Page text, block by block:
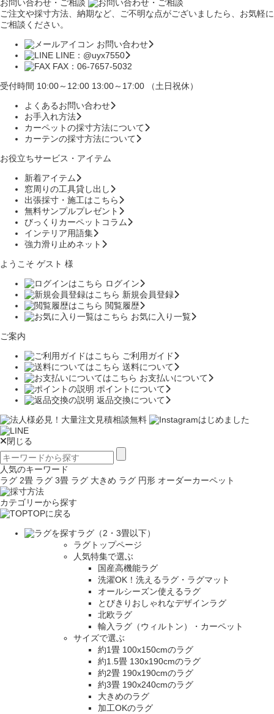
お問い合わせ・ご相談
ご注文や採寸方法、納期など、ご不明な点がございましたら、お気軽に
ご相談ください。
お問い合わせ
LINE：@uyx7550
FAX：06-7657-5032
受付時間 10:00～12:00 13:00～17:00 （土日祝休）
よくあるお問い合わせ
お手入れ方法
カーペットの採寸方法について
カーテンの採寸方法について
お役立ちサービス・アイテム
新着アイテム
窓周りの工具貸し出し
出張採寸・施工はこちら
無料サンプルプレゼント
びっくりカーペットコラム
インテリア用語集
強力滑り止めネット
ようこそ ゲスト 様
ログイン
新規会員登録
閲覧履歴
お気に入り一覧
ご案内
ご利用ガイド
送料について
お支払いについて
ポイントについて
返品交換について
閉じる
人気のキーワード
ラグ 2畳 ラグ 3畳 ラグ 大きめ ラグ 円形 オーダーカーペット
カテゴリーから探す
TOPに戻る
ラグ（2・3畳以下）
ラグトップページ
人気特集で選ぶ
国産高機能ラグ
洗濯OK！洗えるラグ・ラグマット
オールシーズン使えるラグ
とびきりおしゃれなデザインラグ
北欧ラグ
輸入ラグ（ウィルトン）・カーペット
サイズで選ぶ
約1畳 100x150cmのラグ
約1.5畳 130x190cmのラグ
約2畳 190x190cmのラグ
約3畳 190x240cmのラグ
大きめのラグ
加工OKのラグ